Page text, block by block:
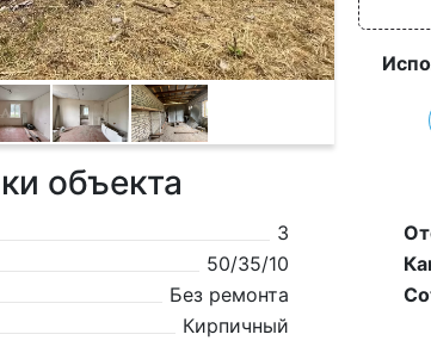
объекта
3
50/35/10
Без ремонта
Кирпичный